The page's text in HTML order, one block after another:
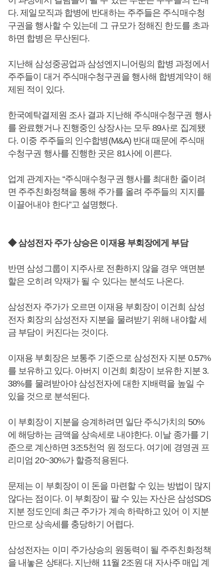
다. 제일모직과 합병에 반대하는 주주들은 주식매수청
구권을 행사할 수 있는데 그 규모가 정해진 한도를 초과
하면 합병은 무산된다.
지난해 삼성중공업과 삼성엔지니어링의 합병 과정에서
주주들이 대거 주식매수청구권을 행사해 합병계약이 해
제된 적이 있다.
한국예탁결제원 조사 결과 지난해 주식매수청구권 행사
를 완료했거나 진행중인 상장사는 모두 89사로 집계됐
다. 이중 주주들의 인수합병(M&A) 반대 때문에 주식매
수청구권 행사를 진행한 곳은 81사에 이른다.
업계 관계자는 “주식매수청구권 행사를 최대한 줄이려
면 주주친화정책을 통해 주가를 올려 주주들의 지지를
이끌어내야 한다”고 설명했다.
◆ 삼성전자 주가 상승은 이재용 부회장에게 부담
반면 삼성그룹이 지주사로 전환하지 않을 경우 액면분
할은 오히려 악재가 될 수 있다는 분석도 나온다.
삼성전자 주가가 오르면 이재용 부회장이 이건희 삼성
전자 회장의 삼성전자 지분을 물려받기 위해 내야할 세
금 부담이 커진다는 것이다.
이재용 부회장은 보통주 기준으로 삼성전자 지분 0.57%
를 보유하고 있다. 아버지 이건희 회장이 보유한 지분 3.
38%를 물려받아야 삼성전자에 대한 지배력을 높일 수
있을 것으로 분석된다.
이 부회장이 지분을 승계하려면 일단 주식가치의 50%
에 해당하는 금액을 상속세로 내야한다. 이날 종가를 기
준으로 계산하면 3조5천억 원 정도다. 여기에 경영권 프
리미엄 20~30%가 할증적용된다.
문제는 이 부회장이 이 돈을 마련할 수 있는 방법이 많지
않다는 점이다. 이 부회장이 팔 수 있는 자산은 삼성SDS
지분 정도인데 최근 주가가 계속 하락하고 있어 이 지분
만으로 상속세를 충당하기 어렵다.
삼성전자는 이미 주가상승의 원동력이 될 주주친화정책
을 내놓은 상태다. 지난해 11월 2조원 대 자사주 매입 계